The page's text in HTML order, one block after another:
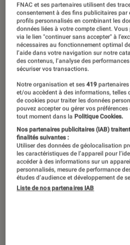
84m2: le film Netflix
ACTU
Cinéma • 22 juil. 2025
FNAC et ses partenaires utilisent des
consentement à des fins publicitaires par
profils personnalisés en combinant les
données liées à votre compte client.
via le lien "continuer sans accepter" à
nécessaires au fonctionnement optimal
l’aide dans votre navigation sur notre
des contenus, l’analyse des
sécuriser vos transactions.
Notre organisation et ses419
et/ou accèdent à des informations, telles
de cookies pour traiter les données
pouvez accepter ou gérer vos
tout moment dans la Politique Cookies.
Nos partenaires publicitaires (IAB)
finalités suivantes :
Utiliser des données de géolocalisation
les caractéristiques de l’appareil pour
accéder à des informations sur un
personnalisés, mesure de performance
études d’audience et développement de
Liste de nos partenaires IAB